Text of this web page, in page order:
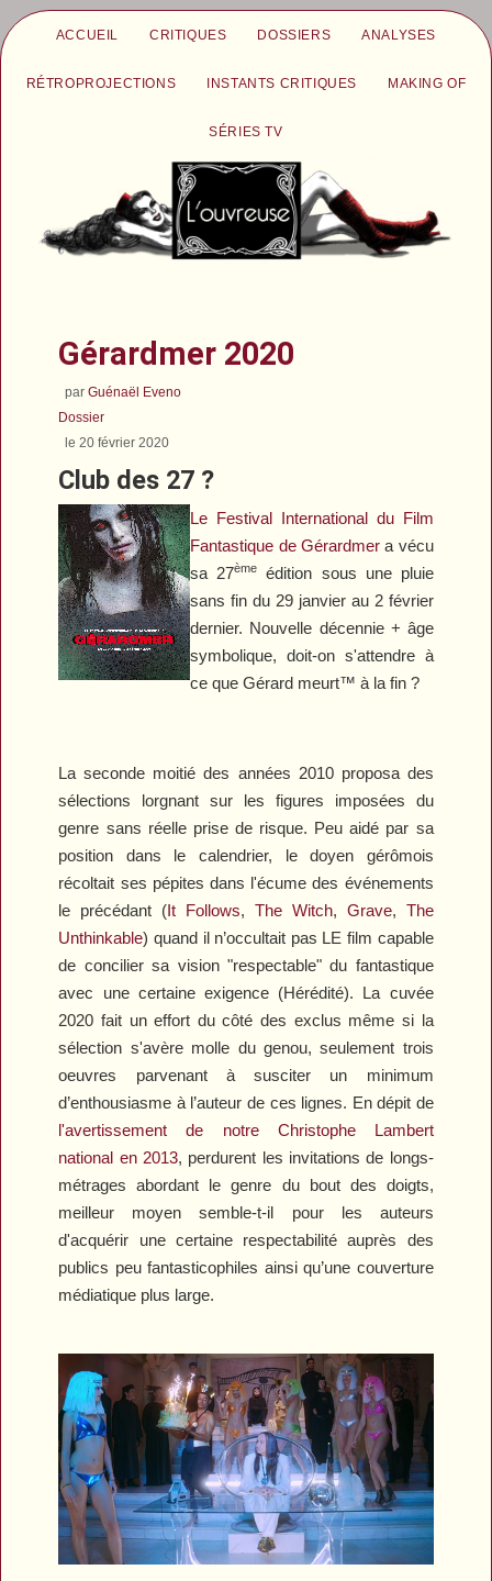
ACCUEIL CRITIQUES DOSSIERS ANALYSES
RÉTROPROJECTIONS INSTANTS CRITIQUES MAKING OF
SÉRIES TV
Gérardmer 2020
parGuénaël Eveno
Dossier
le 20 février 2020
Club des 27 ?
Le Festival International du Film
Fantastique de Gérardmer a vécu
sa 27ème
édition sous une pluie
sans fin du 29 janvier au 2 février
dernier. Nouvelle décennie + âge
symbolique, doit-on s'attendre à
ce que Gérard meurt™ à la fin ?
La seconde moitié des années 2010 proposa des
sélections lorgnant sur les figures imposées du
genre sans réelle prise de risque. Peu aidé par sa
position dans le calendrier, le doyen gérômois
récoltait ses pépites dans l'écume des événements
le précédant (It Follows, The Witch, Grave, The
Unthinkable) quand il n’occultait pas LE film capable
de concilier sa vision "respectable" du fantastique
avec une certaine exigence (Hérédité). La cuvée
2020 fait un effort du côté des exclus même si la
sélection s'avère molle du genou, seulement trois
oeuvres parvenant à susciter un minimum
d’enthousiasme à l’auteur de ces lignes. En dépit de
l'avertissement de notre Christophe Lambert
national en 2013, perdurent les invitations de longs-
métrages abordant le genre du bout des doigts,
meilleur moyen semble-t-il pour les auteurs
d'acquérir une certaine respectabilité auprès des
publics peu fantasticophiles ainsi qu’une couverture
médiatique plus large.